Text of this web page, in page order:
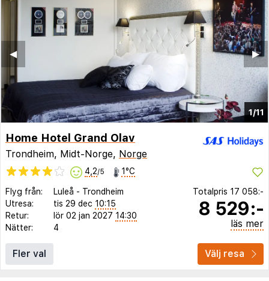
1/11
▶︎
◀︎
Home Hotel Grand Olav
Trondheim, Midt-Norge, Norge
4,2/5 1°C
Flyg från: Luleå - Trondheim
Utresa:
tis 29 dec 10:15
Retur:
lör 02 jan 2027 14:30
Nätter:
4
Totalpris 17 058:-
8 529:-
läs mer
Fler val Välj resa